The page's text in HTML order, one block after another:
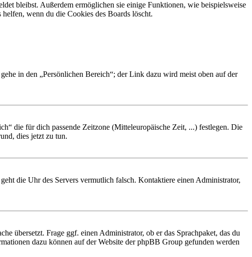
bleibst. Außerdem ermöglichen sie einige Funktionen, wie beispielsweise
wenn du die Cookies des Boards löscht.
in den „Persönlichen Bereich“; der Link dazu wird meist oben auf der
die für dich passende Zeitzone (Mitteleuropäische Zeit, ...) festlegen. Die
dies jetzt zu tun.
die Uhr des Servers vermutlich falsch. Kontaktiere einen Administrator,
übersetzt. Frage ggf. einen Administrator, ob er das Sprachpaket, das du
dazu können auf der Website der phpBB Group gefunden werden